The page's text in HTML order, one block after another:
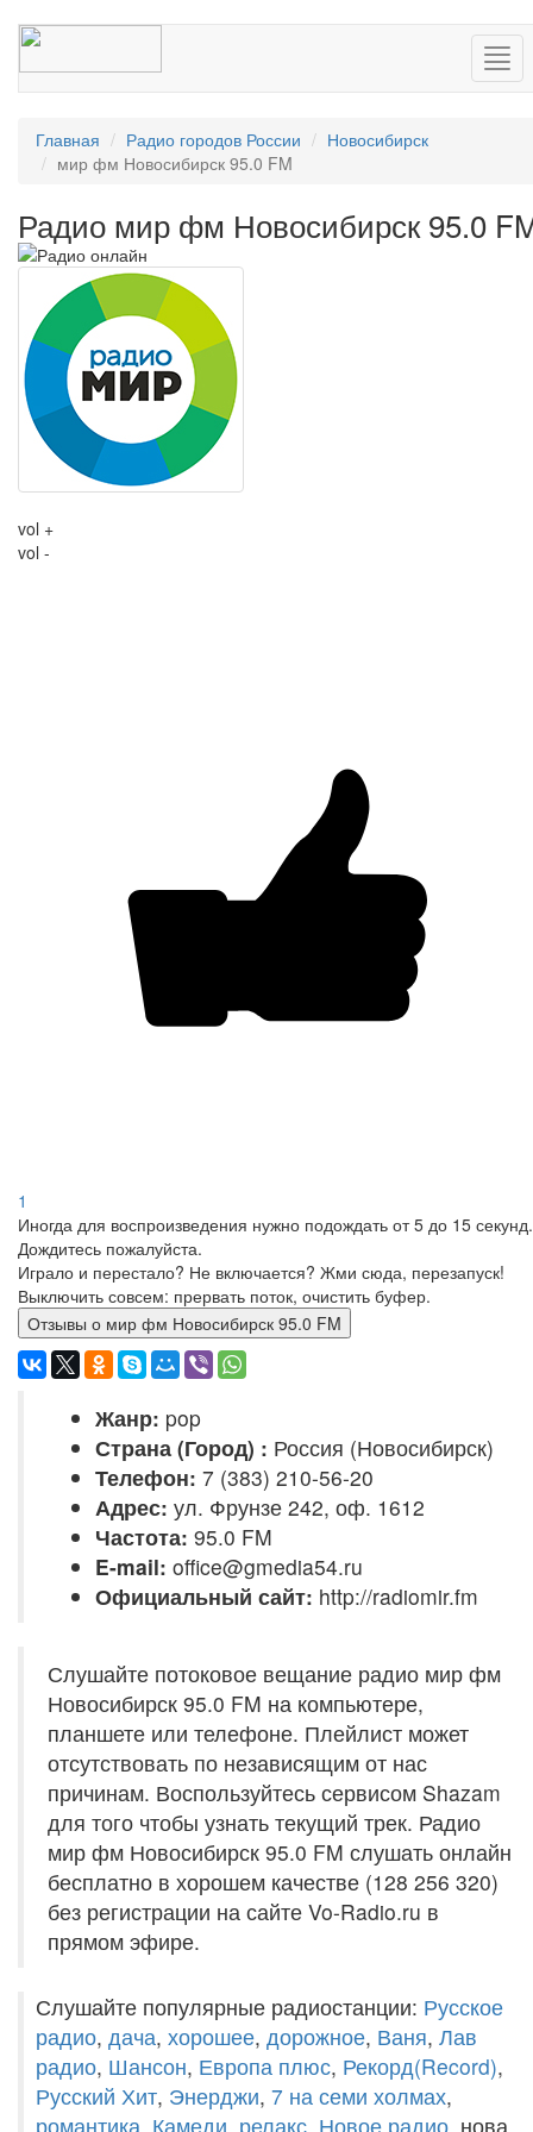
Главная Радио городов России
Новосибирск
мир фм Новосибирск 95.0 FM
Радио мир фм Новосибирск 95.0
vol +
vol -
1
Иногда для воспроизведения нужно подождать от 5 до 15 секунд.
Дождитесь пожалуйста.
Играло и перестало? Не включается? Жми сюда, перезапуск!
Выключить совсем: прервать поток, очистить буфер.
Отзывы о мир фм Новосибирск 95.0 FM
Жанр: pop
Страна (Город) : Россия (Новосибирск)
Телефон: 7 (383) 210-56-20
Адрес: ул. Фрунзе 242, оф. 1612
Частота: 95.0 FM
E-mail: office@gmedia54.ru
Официальный сайт: http://radiomir.fm
Слушайте потоковое вещание радио мир фм
Новосибирск 95.0 FM на компьютере,
планшете или телефоне. Плейлист может
отсутствовать по независящим от нас
причинам. Воспользуйтесь сервисом Shazam
для того чтобы узнать текущий трек. Радио
мир фм Новосибирск 95.0 FM слушать онлайн
бесплатно в хорошем качестве (128 256 320)
без регистрации на сайте Vo-Radio.ru в
прямом эфире.
Слушайте популярные радиостанции: Русское
радио, дача, хорошее, дорожное, Ваня, Лав
радио, Шансон, Европа плюс, Рекорд(Record),
Русский Хит, Энерджи, 7 на семи холмах,
романтика Камеди релакс Новое радио , нова,